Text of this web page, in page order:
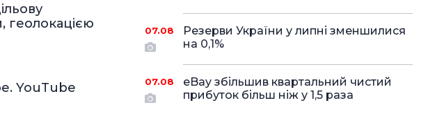
геолокацією
YouTube
07.08
Резерви України у липні зменшилися
на 0,1%
07.08
eBay збільшив квартальний чистий
прибуток більш ніж у 1,5 раза